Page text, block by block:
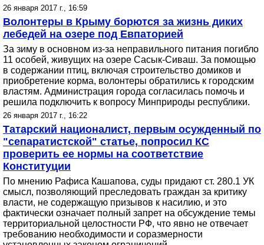
26 января 2017 г., 16:59
Волонтеры в Крыму борются за жизнь диких
лебедей на озере под Евпаторией
За зиму в основном из-за неправильного питания погибло
11 особей, живущих на озере Сасык-Сиваш. За помощью
в содержании птиц, включая строительство домиков и
приобретение корма, волонтеры обратились к городским
властям. Администрация города согласилась помочь и
решила подключить к вопросу Минприроды республики.
26 января 2017 г., 16:22
Татарский националист, первым осужденный по
"сепаратистской" статье, попросил КС
проверить ее нормы на соответствие
Конституции
По мнению Рафиса Кашапова, суды придают ст. 280.1 УК
смысл, позволяющий преследовать граждан за критику
власти, не содержащую призывов к насилию, и это
фактически означает полный запрет на обсуждение темы
территориальной целостности РФ, что явно не отвечает
требованию необходимости и соразмерности